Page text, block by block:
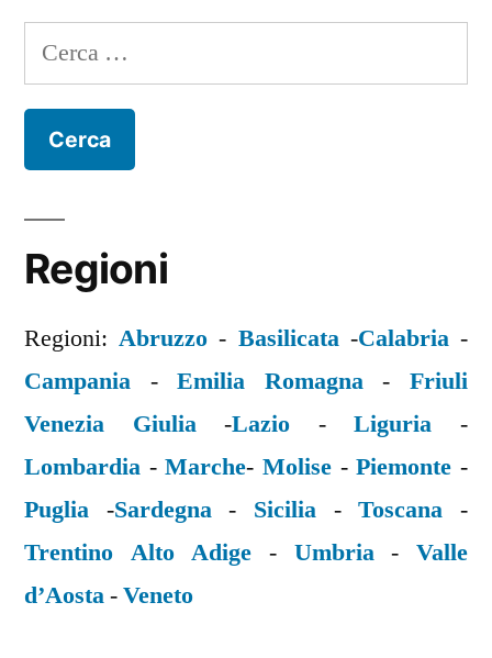
Ricerca
per:
Regioni
Regioni:Abruzzo - Basilicata-Calabria-
Campania -Emilia Romagna-Friuli
Venezia Giulia-Lazio -Liguria -
Lombardia -Marche-Molise -Piemonte -
Puglia -Sardegna- Sicilia -Toscana -
Trentino Alto Adige - Umbria-Valle
d’Aosta-Veneto